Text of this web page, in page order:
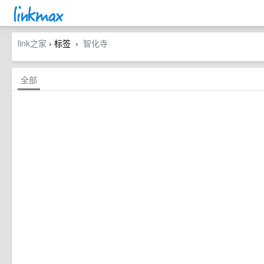
link之家 › 标签 › 智化寺
全部